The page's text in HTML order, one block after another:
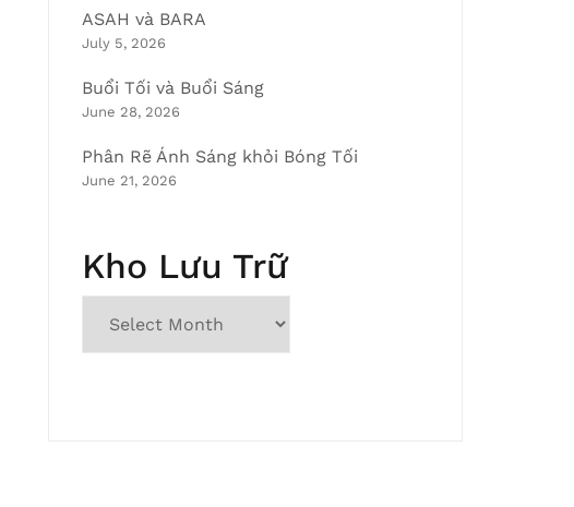
ASAH và BARA
July 5, 2026
Buổi Tối và Buổi Sáng
June 28, 2026
Phân Rẽ Ánh Sáng khỏi Bóng Tối
June 21, 2026
Kho Lưu Trữ